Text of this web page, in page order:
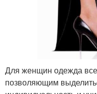
Для женщин одежда
позволяющим